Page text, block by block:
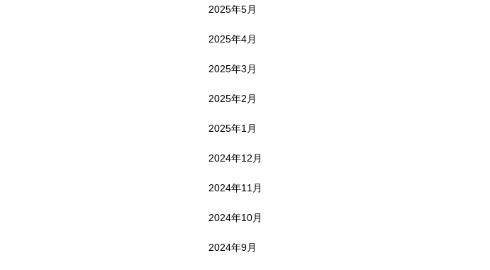
2025年5月
2025年4月
2025年3月
2025年2月
2025年1月
2024年12月
2024年11月
2024年10月
2024年9月